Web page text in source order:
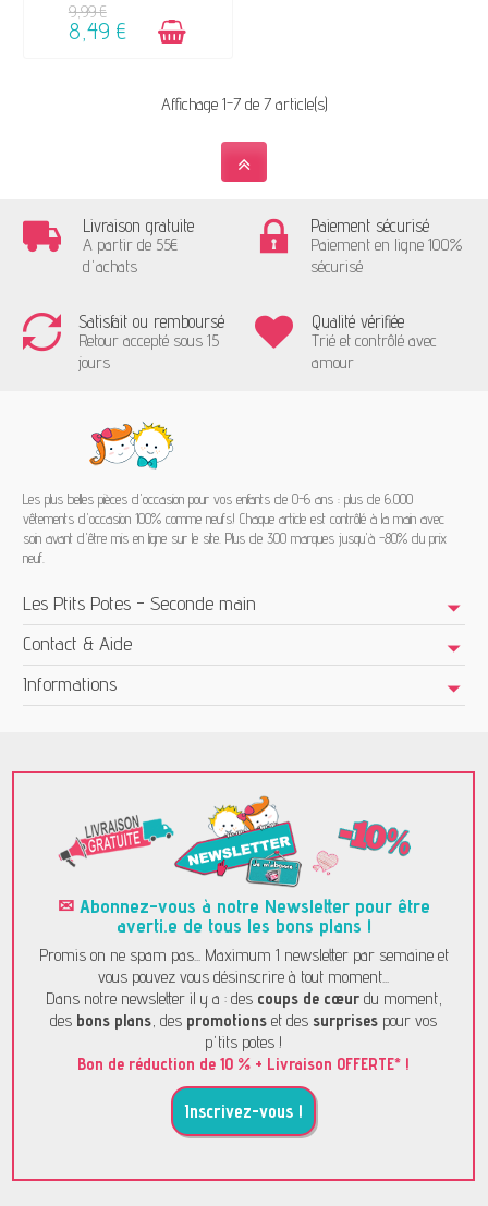
9,99 €
8,49 €
Affichage 1-7 de 7 article(s)
Livraison gratuite
A partir de 55€
d'achats
Paiement sécurisé
Paiement en ligne 100%
sécurisé
Satisfait ou remboursé
Retour accepté sous 15
jours
Qualité vérifiée
Trié et contrôlé avec
amour
Les plus belles pièces d'occasion pour vos enfants de 0-6 ans : plus de 6.000
vêtements d'occasion 100% comme neufs! Chaque article est contrôlé à la main avec
soin avant d'être mis en ligne sur le site. Plus de 300 marques jusqu'à -80% du prix
neuf.
Les Ptits Potes - Seconde main
Contact & Aide
Informations
✉ Abonnez-vous à notre Newsletter pour être
averti.e de tous les bons plans !
Promis on ne spam pas... Maximum 1 newsletter par semaine et
vous pouvez vous désinscrire à tout moment...
Dans notre newsletter il y a : des coups de cœurdu moment,
des bons plans, des promotions et dessurprises pour vos
p'tits potes !
Bon de réduction de 10 % + Livraison OFFERTE* !
Inscrivez-vous !